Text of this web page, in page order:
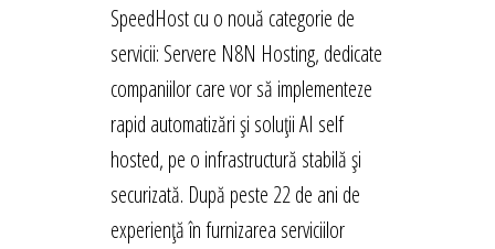
SpeedHost cu o nouă categorie de
servicii: Servere N8N Hosting, dedicate
companiilor care vor să implementeze
rapid automatizări și soluții AI self
hosted, pe o infrastructură stabilă și
securizată. După peste 22 de ani de
experiență în furnizarea serviciilor